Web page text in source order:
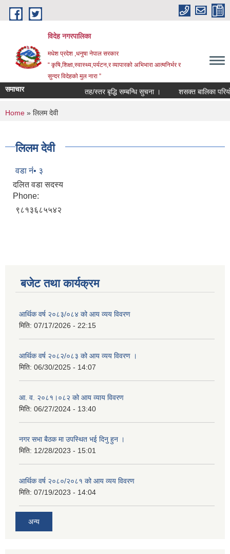
Skip to main content
विदेह नगरपालिका
मधेश प्रदेश ,धनुषा नेपाल सरकार
“ कृषि,शिक्षा,स्वास्थ्य,पर्यटन,र व्यापारको अभिभारा आत्मनिर्भर र
सुन्दर विदेहको मुल नारा ”
समाचार तह/स्तर बृद्धि सम्बन्धि सुचना । शसक्त बालिका
You are here
Home » लिलम देवी
लिलम देवी
वडा नंं• ३
दलित वडा सदस्य
Phone:
९८१३६८५५४२
बजेट तथा कार्यक्रम
आर्थिक वर्ष २०८३/०८४ को आय व्यय विवरण
मिति: 07/17/2026 - 22:15
आर्थिक वर्ष २०८२/०८३ को आय व्यय विवरण ।
मिति: 06/30/2025 - 14:07
आ. व. २०८१।०८२ को आय व्याय विवरण
मिति: 06/27/2024 - 13:40
नगर सभा बैठक मा उपस्थित भई दिनु हुन ।
मिति: 12/28/2023 - 15:01
आर्थिक वर्ष २०८०/२०८१ को आय व्यय विवरण
मिति: 07/19/2023 - 14:04
अन्य